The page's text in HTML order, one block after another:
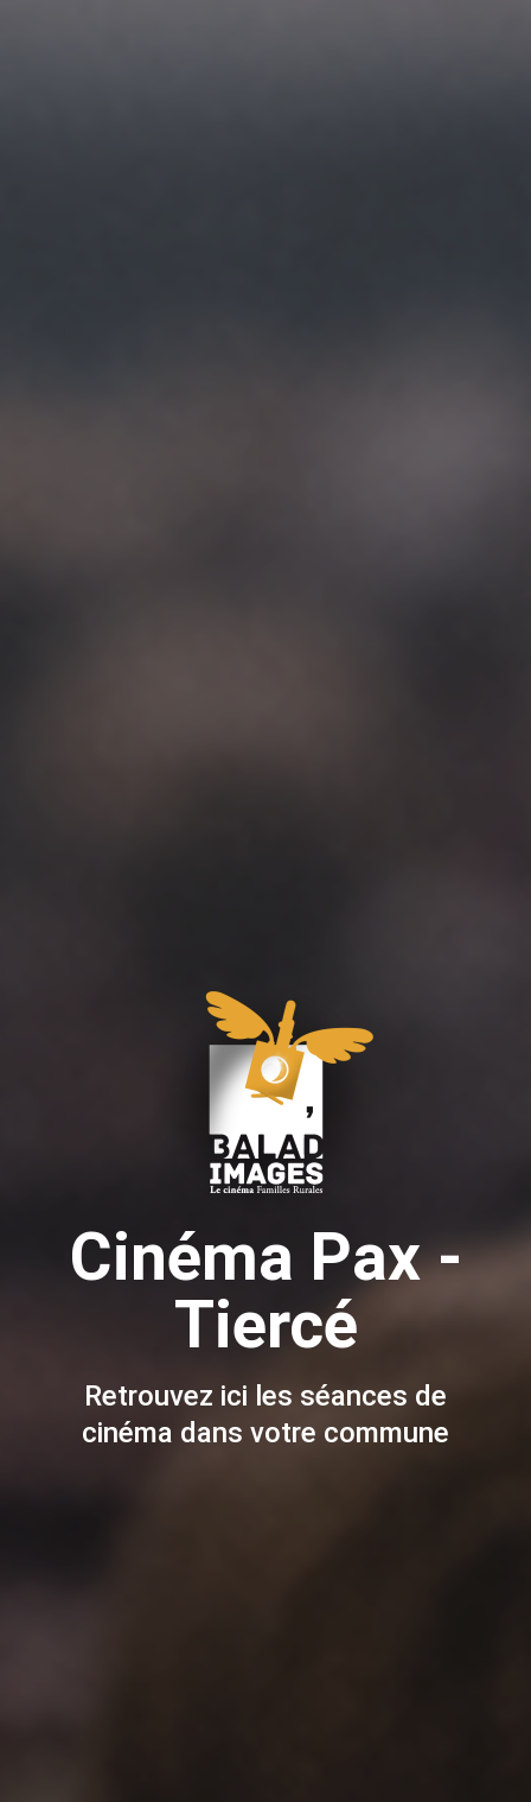
Cinéma Pax -
Tiercé
Retrouvez ici les séances de
cinéma dans votre commune